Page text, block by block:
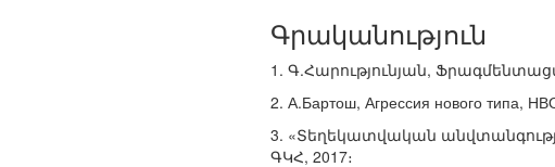
Գրականություն
1. Գ.Հարությունյան,
2. А.Бартош, Агрессия нового типа,
3. «Տեղեկատվական
ԳԿՀ, 2017։